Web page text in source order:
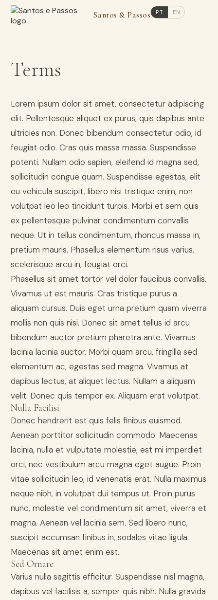
Santos & Passos PT EN
Terms
Lorem ipsum dolor sit amet, consectetur adipiscing
elit. Pellentesque aliquet ex purus, quis dapibus ante
ultricies non. Donec bibendum consectetur odio, id
feugiat odio. Cras quis massa massa. Suspendisse
potenti. Nullam odio sapien, eleifend id magna sed,
sollicitudin congue quam. Suspendisse egestas, elit
eu vehicula suscipit, libero nisi tristique enim, non
volutpat leo leo tincidunt turpis. Morbi et sem quis
ex pellentesque pulvinar condimentum convallis
neque. Ut in tellus condimentum, rhoncus massa in,
pretium mauris. Phasellus elementum risus varius,
scelerisque arcu in, feugiat orci.
Phasellus sit amet tortor vel dolor faucibus convallis.
Vivamus ut est mauris. Cras tristique purus a
aliquam cursus. Duis eget urna pretium quam viverra
mollis non quis nisi. Donec sit amet tellus id arcu
bibendum auctor pretium pharetra ante. Vivamus
lacinia lacinia auctor. Morbi quam arcu, fringilla sed
elementum ac, egestas sed magna. Vivamus at
dapibus lectus, at aliquet lectus. Nullam a aliquam
velit. Donec quis tempor ex. Aliquam erat volutpat.
Nulla Facilisi
Donec hendrerit est quis felis finibus euismod.
Aenean porttitor sollicitudin commodo. Maecenas
lacinia, nulla et vulputate molestie, est mi imperdiet
orci, nec vestibulum arcu magna eget augue. Proin
vitae sollicitudin leo, id venenatis erat. Nulla maximus
neque nibh, in volutpat dui tempus ut. Proin purus
nunc, molestie vel condimentum sit amet, viverra et
magna. Aenean vel lacinia sem. Sed libero nunc,
suscipit accumsan finibus in, sodales vitae ligula.
Maecenas sit amet enim est.
Sed Ornare
Varius nulla sagittis efficitur. Suspendisse nisl magna,
dapibus vel facilisis a, semper quis nibh. Nulla gravida